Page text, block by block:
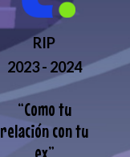
RIP
2023 - 2024
“Como tu
relación con tu
ex”